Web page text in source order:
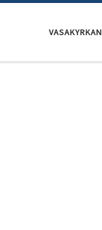
VASAKYRKAN